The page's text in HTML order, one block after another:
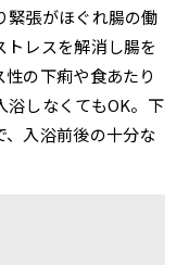
緊張がほぐれ腸の働
レスを解消し腸を
の下痢や食あたり
浴しなくてもOK。下
入浴前後の十分な